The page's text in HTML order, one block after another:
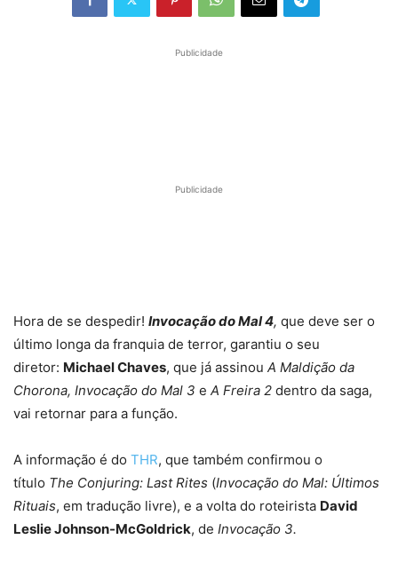
Publicidade
Publicidade
Hora de se despedir! Invocação do Mal 4, que deve ser o
último longa da franquia de terror, garantiu o seu
diretor: Michael Chaves, que já assinou A Maldição da
Chorona, Invocação do Mal 3 e A Freira 2 dentro da saga,
vai retornar para a função.
A informação é do THR, que também confirmou o
título The Conjuring: Last Rites (Invocação do Mal: Últimos
Rituais, em tradução livre), e a volta do roteirista David
Leslie Johnson-McGoldrick, de Invocação 3.